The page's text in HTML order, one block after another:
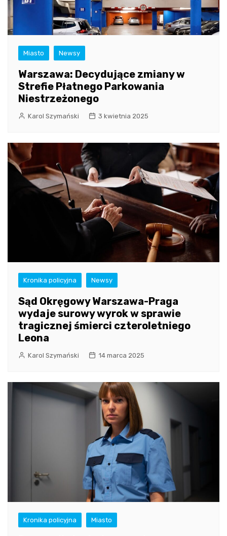
Miasto Newsy
Warszawa: Decydujące zmiany w
Strefie Płatnego Parkowania
Niestrzeżonego
Karol Szymański 3 kwietnia 2025
Kronika policyjna Newsy
Sąd Okręgowy Warszawa-Praga
wydaje surowy wyrok w sprawie
tragicznej śmierci czteroletniego
Leona
Karol Szymański 14 marca 2025
Kronika policyjna Miasto